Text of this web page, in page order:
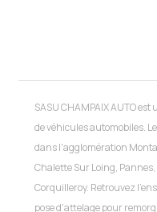
SASU CHAMPAIX AUTO
de véhicules automobiles.
dans l'agglomération
Chalette Sur Loing,
Corquilleroy. Retrouvez
pose d'attelage pour